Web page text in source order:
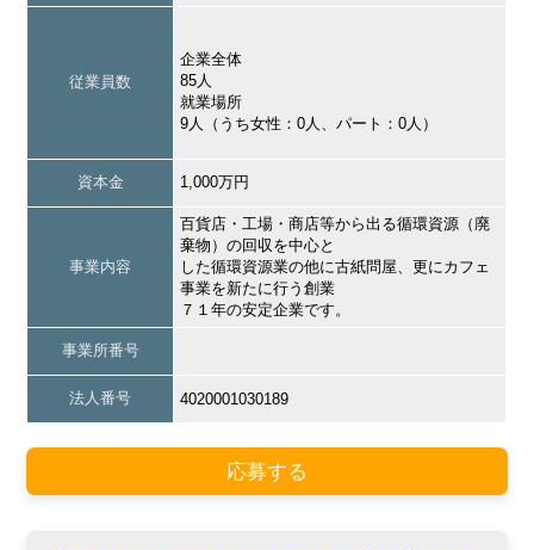
従業員数
企業全体
85人
就業場所
9人（うち女性：0人、パート：0人）
資本金 1,000万円
事業内容
百貨店・工場・商店等から出る循環資源（廃
棄物）の回収を中心と
した循環資源業の他に古紙問屋、更にカフェ
事業を新たに行う創業
７１年の安定企業です。
事業所番号
法人番号 4020001030189
応募する